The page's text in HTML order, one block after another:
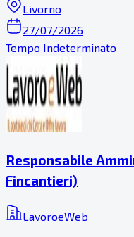
Livorno
27/07/2026
Tempo Indeterminato
Responsabile
Fincantieri)
LavoroeWeb